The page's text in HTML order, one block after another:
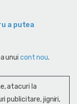
a putea
unui cont nou.
atacuri la
publicitare, jigniri,